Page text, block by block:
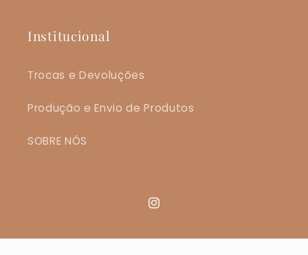
Institucional
Trocas e Devoluções
Produção e Envio de Produtos
SOBRE NÓS
Instagram